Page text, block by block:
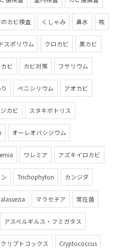
カビ検査 くしゃみ 鼻水 咳
スポリウム クロカビ 黒カビ
ビ カビ対策 フサリウム
ペニシリウム アオカビ
カビ スタキボトリス
オーレオバシジウム
ワレミア アズキイロカビ
Trichophyton カンジダ
マラセチア 常在菌
アスペルギルス・フミガタス
クリプトコックス Cryptococcus